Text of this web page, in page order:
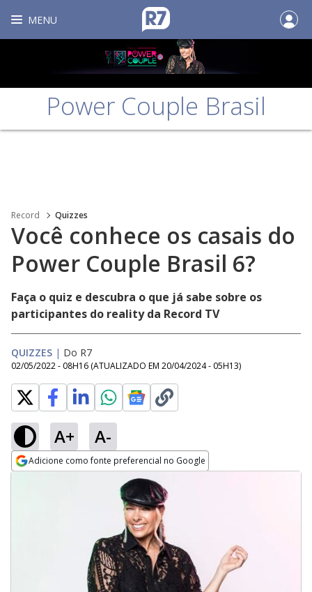
MENU
Power Couple Brasil
Record Quizzes
Você conhece os casais do
Power Couple Brasil 6?
Faça o quiz e descubra o que já sabe sobre os
participantes do reality da Record TV
QUIZZES | Do R7
02/05/2022 - 08H16 (ATUALIZADO EM 20/04/2024 - 05H13)
A+ A-
Adicione como fonte preferencial no Google